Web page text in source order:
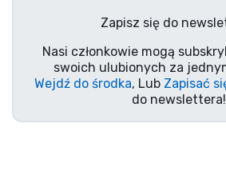
Zapisz się do
Nasi członkowie mogą
swoich ulubionych za
Wejdź do środka, Lub Zapisać
do newslettera!